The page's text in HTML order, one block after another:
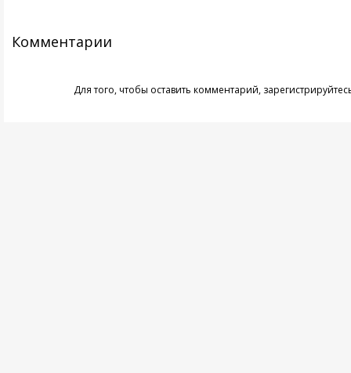
Комментарии
Для того, чтобы оставить комментарий,